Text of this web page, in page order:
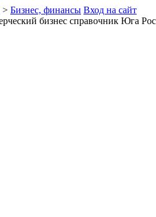
> Бизнес, финансы Вход на сайт